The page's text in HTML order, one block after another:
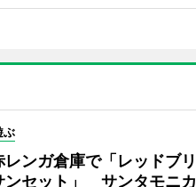
ぶ
レンガ倉庫で「レッドブリ
ンセット」 サンタモニカ